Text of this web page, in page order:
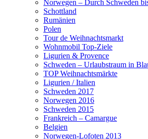
Norwegen – Durch Schweden
Schottland
Rumänien
Polen
Tour de Weihnachtsmarkt
Wohnmobil Top-Ziele
Ligurien & Provence
Schweden – Urlaubstraum in
TOP Weihnachtsmärkte
Ligurien / Italien
Schweden 2017
Norwegen 2016
Schweden 2015
Frankreich – Camargue
Belgien
Norwegen-Lofoten 2013